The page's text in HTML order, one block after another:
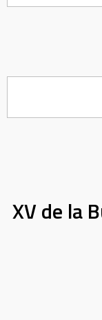
XV de la